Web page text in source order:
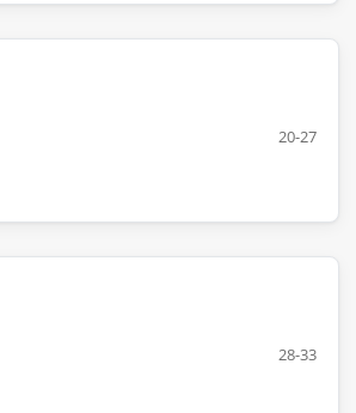
20-27
28-33